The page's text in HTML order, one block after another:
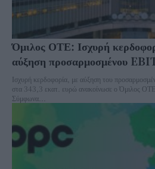
Όμιλος ΟΤΕ: Ισχυρή
αύξηση προσαρμοσμένου
Ισχυρή κερδοφορία, με αύξηση του
στα 343,3 εκατ. ευρώ ανακοίνωσε ο Όμιλος ΟΤΕ
Σύμφωνα...